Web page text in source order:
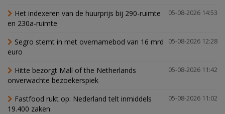
05-08-2026 14:53
Het indexeren van de huurprijs bij 290-ruimte
en 230a-ruimte
05-08-2026 12:28
Segro stemt in met overnamebod van 16 mrd
euro
05-08-2026 11:42
Hitte bezorgt Mall of the Netherlands
onverwachte bezoekerspiek
05-08-2026 11:02
Fastfood rukt op: Nederland telt inmiddels
19.400 zaken